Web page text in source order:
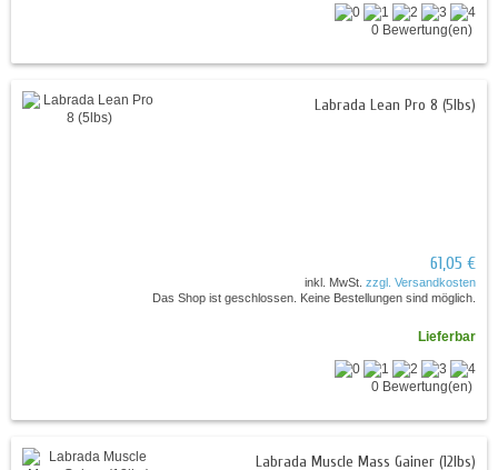
0 Bewertung(en)
Labrada Lean Pro 8 (5lbs)
61,05 €
inkl. MwSt. zzgl. Versandkosten
Das Shop ist geschlossen. Keine Bestellungen sind möglich.
Lieferbar
0 Bewertung(en)
Labrada Muscle Mass Gainer (12lbs)